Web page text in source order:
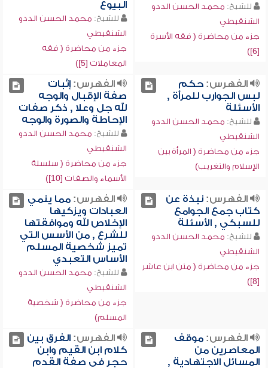
للشيخ: محمد الحسن الددو
الشنقيطي
جزء من محاضرة ( فقه الأسرة
[6])
البيوع
للشيخ: محمد الحسن الددو
الشنقيطي
جزء من محاضرة ( فقه
المعاملات [5])
الفهرس:حكم
لبس الجوارب للمرأة ,
الأسئلة
للشيخ: محمد الحسن الددو
الشنقيطي
جزء من محاضرة ( المرأة بين
الإسلام والتغريب)
الفهرس:إثبات
صفة الإقبال والوجه
لله جل وعلا , ذكر صفات
الإحاطة والصورة والوجه
للشيخ: محمد الحسن الددو
الشنقيطي
جزء من محاضرة ( سلسلة
الأسماء والصفات [10])
الفهرس:نبذة عن
كتاب جمع الجوامع
للسبكي , الأسئلة
للشيخ: محمد الحسن الددو
الشنقيطي
جزء من محاضرة ( متن ابن عاشر
[8])
الفهرس:مما ينمي
العبادات ويزكيها
الإخلاص لله وموافقتها
للشرع , من الأسس التي
تميز شخصية المسلم
الأساس التعبدي
للشيخ: محمد الحسن الددو
الشنقيطي
جزء من محاضرة ( شخصية
المسلم)
الفهرس:موقف
المعاصرين من
المسائل الاجتهادية ,
الفهرس:الفرق بين
كلام ابن القيم وابن
حجر في صفة القدم